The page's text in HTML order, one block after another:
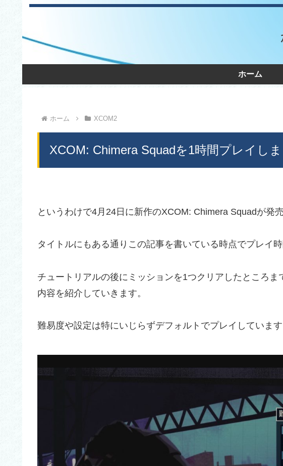
ホーム
ホーム XCOM2
XCOM: Chimera Squadを1時間プレイし
というわけで4月24日に新作のXCOM: Chimera Squadが発
タイトルにもある通りこの記事を書いている時点でプレイ
チュートリアルの後にミッションを1つクリアしたところま
内容を紹介していきます。
難易度や設定は特にいじらずデフォルトでプレイしています